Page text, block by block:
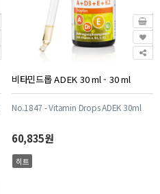
비타민드롭 ADEK 30 ml - 30 ml
No.1847 - Vitamin Drops ADEK 30ml
60,835원
히트